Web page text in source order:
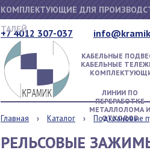
КОМПЛЕКТУЮЩИЕ ДЛЯ
ТАЛЕЙ
+7 4012 307-037
КАБЕЛЬНЫЕ
КАБЕЛЬНЫЕ
ЛИНИИ ПО
ПЕРЕРАБОТКЕ
МЕТАЛЛОЛОМА И
ОТХОДОВ
Главная Каталог Подкрановые
РЕЛЬСОВЫЕ